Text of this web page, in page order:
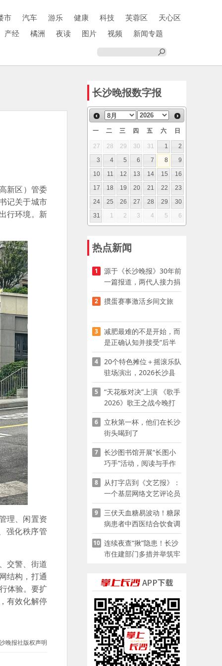
市 汽车 游乐 健康 科技 芙蓉区
天心区
产经
橘洲 夜读 图片 视频 新闻专题
新区）管委
记关于城市
行环境。新
理、闲置资
强化秩序管
交警、街道
结构，打通
体验。要扩
有效化解停
晚报社版权声明
长沙晚报数字报
一 二 三 四 五 六 日
27 28 29 30 31 1
2
3
4 5 6 7 8
9
10
11 12 13 14 15
16
17
18 19 20 21 22
23
24
25 26 27 28 29
30
31
1 2 3 4 5 6
热点新闻
1
源于《长沙晚报》30年前
一篇报道，两代人接力捐
资助学
2 掼蛋赛事激活乡间文旅
3
减肥最难的不是开始，而
是正确认知并接受“后半
程”
4
20个特色摊位＋摇滚乐队
驻场演出，2026长沙县
夜市嘉年华启幕
5
“天花板对决”上演 《歌手
2026》歌王之战今晚打
响
6
立秋第一杯，他们在长沙
街头喝到了
7
长沙图书馆开展“长图小
巧手”活动，阅读与手作
赋能少儿暑期成长
8
从打字店到《文艺报》：
一个基层网络文艺评论员
的突围
9
三伏天血糖易波动！糖尿
病患者中西医结合饮食调
养指南
10 连续夜查“揪”隐患！长沙
市住建部门多措并举筑牢